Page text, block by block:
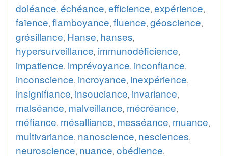
doléance, échéance, efficience, expérience,
faïence, flamboyance, fluence, géoscience,
grésillance, Hanse, hanses,
hypersurveillance, immunodéficience,
impatience, imprévoyance, inconfiance,
inconscience, incroyance, inexpérience,
insignifiance, insouciance, invariance,
malséance, malveillance, mécréance,
méfiance, mésalliance, messéance, muance,
multivariance, nanoscience, nesciences,
neuroscience, nuance, obédience,